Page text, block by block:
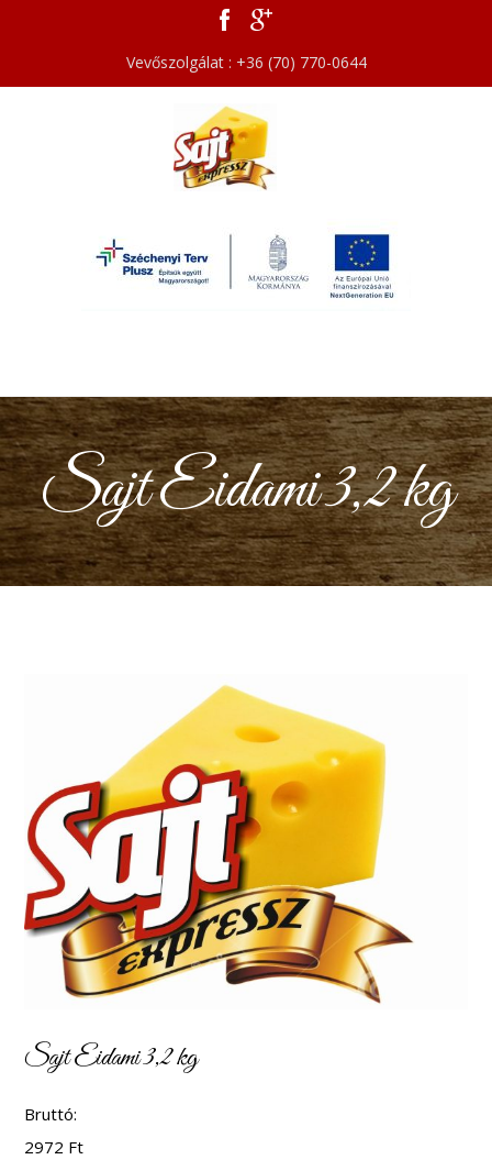
Vevőszolgálat : +36 (70) 770-0644
Sajt Eidami 3,2 kg
Sajt Eidami 3,2 kg
Bruttó:
2972 Ft